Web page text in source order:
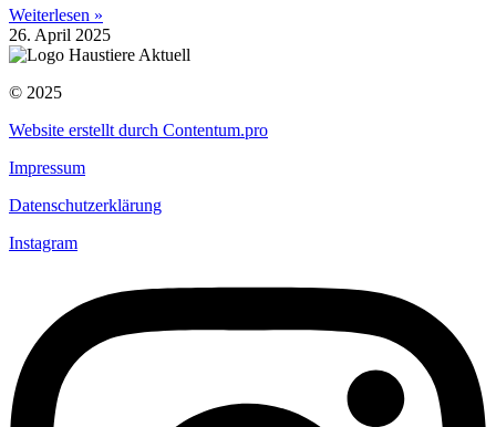
Weiterlesen »
26. April 2025
© 2025
Website erstellt durch Contentum.pro
Impressum
Datenschutzerklärung
Instagram